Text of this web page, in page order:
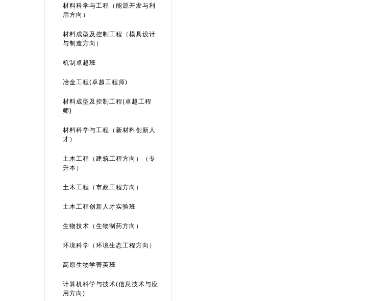
材料科学与工程（能源开发与利
用方向）
材料成型及控制工程（模具设计
与制造方向）
机制卓越班
冶金工程(卓越工程师)
材料成型及控制工程(卓越工程
师)
材料科学与工程（新材料创新人
才）
土木工程（建筑工程方向）（专
升本）
土木工程（市政工程方向）
土木工程创新人才实验班
生物技术（生物制药方向）
环境科学（环境生态工程方向）
高原生物学菁英班
计算机科学与技术(信息技术与应
用方向)